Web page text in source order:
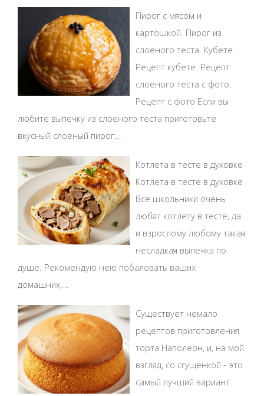
Пирог с мясом и
картошкой. Пирог из
слоеного теста. Кубете.
Рецепт кубете. Рецепт
слоеного теста с фото.
Рецепт с фото Если вы
любите выпечку из слоеного теста приготовьте
вкусный слоеный пирог...
Котлета в тесте в духовке
Котлета в тесте в духовке
Все школьники очень
любят котлету в тесте, да
и взрослому любому такая
несладкая выпечка по
душе. Рекомендую нею побаловать ваших
домашних,...
Существует немало
рецептов приготовления
торта Наполеон, и, на мой
взгляд, со сгущенкой - это
самый лучший вариант.